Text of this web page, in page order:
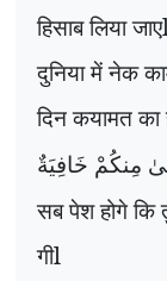
हिसाब लिया
दुनिया में नेक
दिन कयामत का
مِنكُمْ خَافِيَةٌ
सब पेश होगे कि
गीl